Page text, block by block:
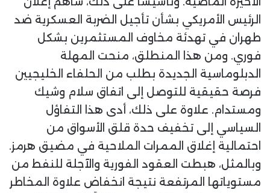
الرئيس الأمريكي بشأن تأجيل الضربة العسكرية ضد
طهران في تهدئة مخاوف المستثمرين بشكل
فوري. ومن هذا المنطلق، منحت المهلة
الدبلوماسية الجديدة بطلب من الحلفاء الخليجيين
فرصة حقيقية للتوصل إلى اتفاق سلام وشيك
ومستدام. علاوة على ذلك، أدى هذا التفاؤل
السياسي إلى تخفيف حدة قلق الأسواق من
احتمالية إغلاق الممرات الملاحية في مضيق هرمز.
وبالمثل، هبطت العقود الفورية والآجلة للنفط من
مستوياتها المرتفعة نتيجة انخفاض علاوة المخاطر